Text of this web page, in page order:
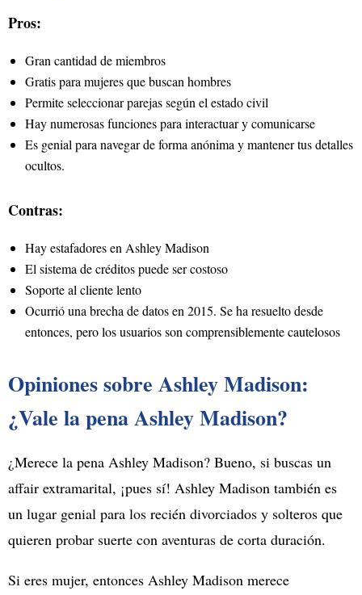
Pros:
Gran cantidad de miembros
Gratis para mujeres que buscan hombres
Permite seleccionar parejas según el estado civil
Hay numerosas funciones para interactuar y comunicarse
Es genial para navegar de forma anónima y mantener tus detalles
ocultos.
Contras:
Hay estafadores en Ashley Madison
El sistema de créditos puede ser costoso
Soporte al cliente lento
Ocurrió una brecha de datos en 2015. Se ha resuelto desde
entonces, pero los usuarios son comprensiblemente cautelosos
Opiniones sobre Ashley Madison:
¿Vale la pena Ashley Madison?
¿Merece la pena Ashley Madison? Bueno, si buscas un
affair extramarital, ¡pues sí! Ashley Madison también es
un lugar genial para los recién divorciados y solteros que
quieren probar suerte con aventuras de corta duración.
Si eres mujer, entonces Ashley Madison merece